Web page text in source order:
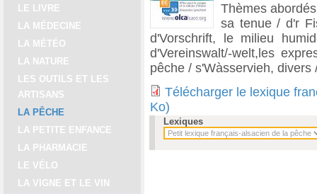
LE LIVRE
LA MÉDECINE
LA MÉTÉO
LA NATURE
LES OUTILS ET LES
ARTISANS
LA PÊCHE
LA PETITE ENFANCE
LA PHARMACIE
LE VÉLO
LA VIGNE ET LE VIN
Thèmes
sa tenue / d'r
d'Vorschrift, le milieu
d'Vereinswalt/-welt,les
pêche / s'Wàsservieh, divers
Télécharger le lexique
Ko)
Lexiques